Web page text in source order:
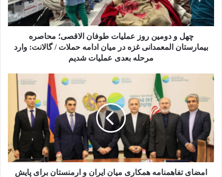
م
ی
ن
م
ت
ط
و
ف
چهل و دومین روز عملیات طوفان الاقصی؛ محاصره
بیمارستان المعمدانی غزه در میان ادامه حملات / گالانت: وارد
مرحله بعدی عملیات شدیم
ا
ض
ی
ت
ا
ه
امضای تفاهمنامه همکاری میان ایران و ارمنستان برای پایش